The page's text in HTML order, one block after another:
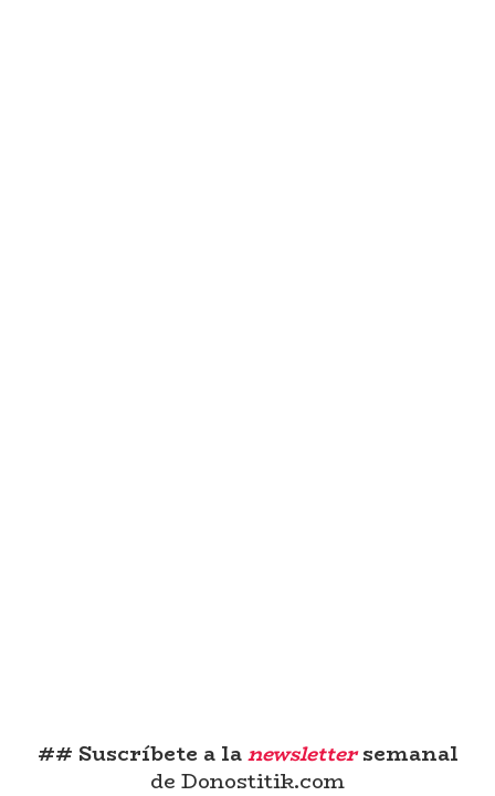
## Suscríbete a lanewslettersemanal
de Donostitik.com